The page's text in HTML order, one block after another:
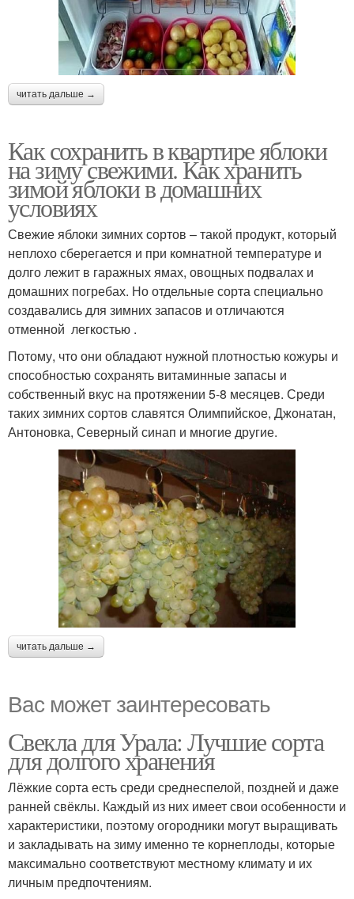
читать дальше →
Как сохранить в квартире яблоки
на зиму свежими. Как хранить
зимой яблоки в домашних
условиях
Свежие яблоки зимних сортов – такой продукт, который
неплохо сберегается и при комнатной температуре и
долго лежит в гаражных ямах, овощных подвалах и
домашних погребах. Но отдельные сорта специально
создавались для зимних запасов и отличаются
отменной легкостью .
Потому, что они обладают нужной плотностью кожуры и
способностью сохранять витаминные запасы и
собственный вкус на протяжении 5-8 месяцев. Среди
таких зимних сортов славятся Олимпийское, Джонатан,
Антоновка, Северный синап и многие другие.
читать дальше →
Вас может заинтересовать
Свекла для Урала: Лучшие сорта
для долгого хранения
Лёжкие сорта есть среди среднеспелой, поздней и даже
ранней свёклы. Каждый из них имеет свои особенности и
характеристики, поэтому огородники могут выращивать
и закладывать на зиму именно те корнеплоды, которые
максимально соответствуют местному климату и их
личным предпочтениям.